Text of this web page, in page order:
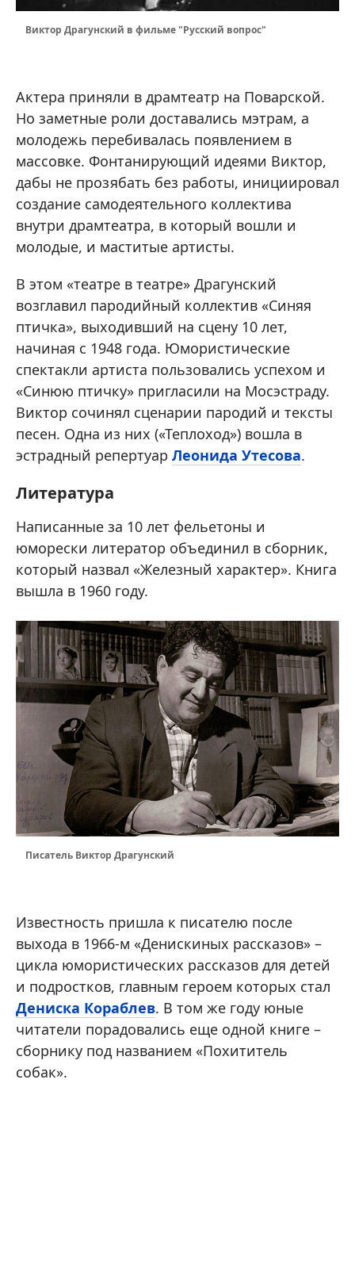
Виктор Драгунский в фильме "Русский вопрос"
Актера приняли в драмтеатр на Поварской.
Но заметные роли доставались мэтрам, а
молодежь перебивалась появлением в
массовке. Фонтанирующий идеями Виктор,
дабы не прозябать без работы, инициировал
создание самодеятельного коллектива
внутри драмтеатра, в который вошли и
молодые, и маститые артисты.
В этом «театре в театре» Драгунский
возглавил пародийный коллектив «Синяя
птичка», выходивший на сцену 10 лет,
начиная с 1948 года. Юмористические
спектакли артиста пользовались успехом и
«Синюю птичку» пригласили на Мосэстраду.
Виктор сочинял сценарии пародий и тексты
песен. Одна из них («Теплоход») вошла в
эстрадный репертуар Леонида Утесова.
Литература
Написанные за 10 лет фельетоны и
юморески литератор объединил в сборник,
который назвал «Железный характер». Книга
вышла в 1960 году.
Писатель Виктор Драгунский
Известность пришла к писателю после
выхода в 1966-м «Денискиных рассказов» –
цикла юмористических рассказов для детей
и подростков, главным героем которых стал
Дениска Кораблев. В том же году юные
читатели порадовались еще одной книге –
сборнику под названием «Похититель
собак».